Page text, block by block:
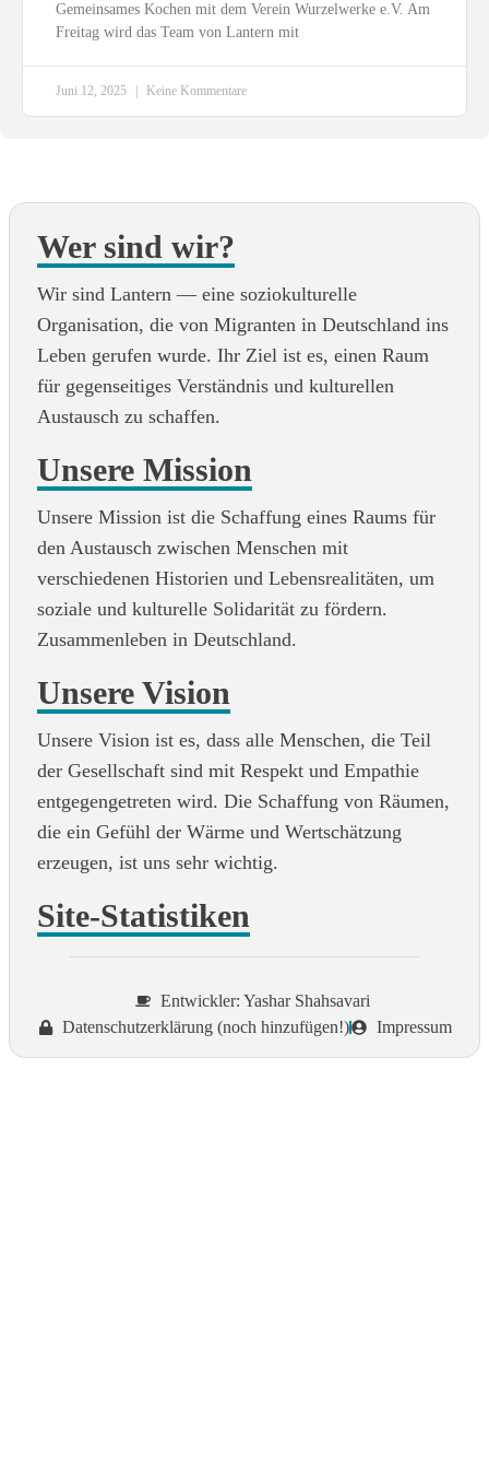
Gemeinsames Kochen mit dem Verein Wurzelwerke e.V. Am
Freitag wird das Team von Lantern mit
Juni 12, 2025 Keine Kommentare
Wer sind wir?
Wir sind Lantern — eine soziokulturelle
Organisation, die von Migranten in Deutschland ins
Leben gerufen wurde. Ihr Ziel ist es, einen Raum
für gegenseitiges Verständnis und kulturellen
Austausch zu schaffen.
Unsere Mission
Unsere Mission ist die Schaffung eines Raums für
den Austausch zwischen Menschen mit
verschiedenen Historien und Lebensrealitäten, um
soziale und kulturelle Solidarität zu fördern.
Zusammenleben in Deutschland.
Unsere Vision
Unsere Vision ist es, dass alle Menschen, die Teil
der Gesellschaft sind mit Respekt und Empathie
entgegengetreten wird. Die Schaffung von Räumen,
die ein Gefühl der Wärme und Wertschätzung
erzeugen, ist uns sehr wichtig.
Site-Statistiken
Entwickler: Yashar Shahsavari
Datenschutzerklärung (noch hinzufügen!)
Impressum